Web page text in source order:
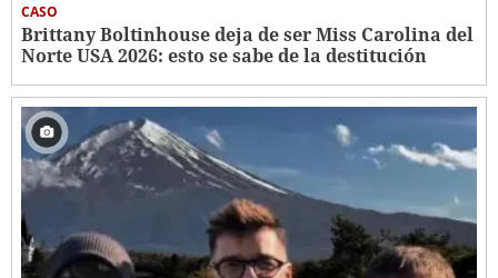
CASO
Brittany Boltinhouse deja de ser Miss Carolina del
Norte USA 2026: esto se sabe de la destitución